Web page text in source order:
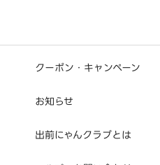
クーポン・キャンペーン
お知らせ
出前にゃんクラブとは